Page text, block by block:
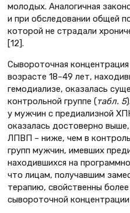
молодых. Аналогичная
и при обследовании общей
которой не страдали
[12].
Сывороточная
возрасте 18–49 лет,
гемодиализе, оказалась
контрольной группе (табл. 5
у мужчин с предиализной
оказалась достоверно
ЛПВП – ниже, чем в
групп мужчин, имевших
находившихся на
что лицам, получавшим
терапию, свойственны более
сывороточной